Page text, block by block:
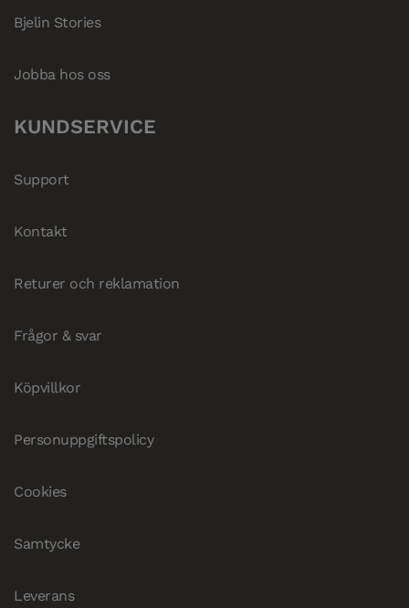
Bjelin Stories
Jobba hos oss
KUNDSERVICE
Support
Kontakt
Returer och reklamation
Frågor & svar
Köpvillkor
Personuppgiftspolicy
Cookies
Samtycke
Leverans